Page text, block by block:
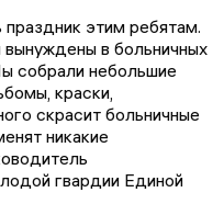
этим ребятам.
в больничных
собрали небольшие
краски,
скрасит больничные
никакие
гвардии Единой